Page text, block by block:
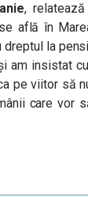
, relatează
află în
dreptul la
am insistat
pe viitor să
care vor